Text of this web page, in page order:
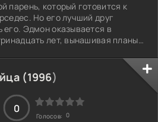
парень, который готовится к
Но его лучший друг
Эдмон оказывается в
лет, вынашивая планы
После побега Эдмон
и могущественного графа
возвращается в общество,
тем, кто когда-то его предал.
своей жажде мести?
(1996)
0
Голосов: 0